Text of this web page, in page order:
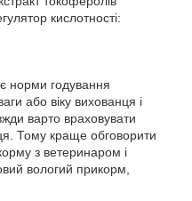
кислотності:
норми годування
або віку вихованця і
варто враховувати
Тому краще обговорити
з ветеринаром і
вологий прикорм,